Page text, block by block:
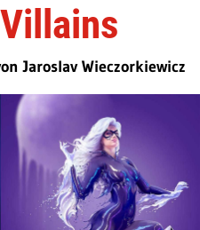
Jaroslav Wieczorkiewicz